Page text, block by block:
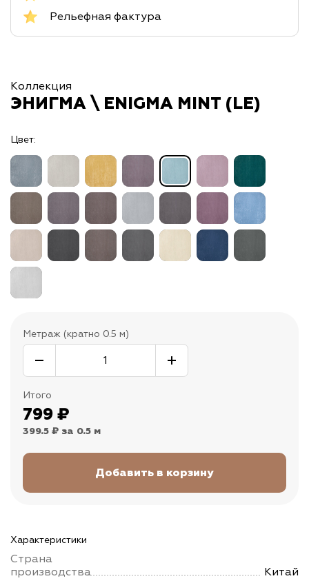
Рельефная фактура
Коллекция
ЭНИГМА \ ENIGMA MINT (LE)
Цвет:
Метраж (кратно 0.5 м)
Итого
799 ₽
399.5 ₽ за 0.5 м
Характеристики
Страна
производства
Китай